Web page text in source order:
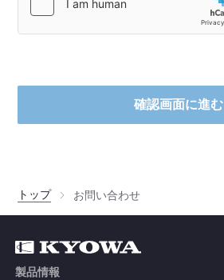
確認画面に進む
トップ お問い合わせ
製品情報